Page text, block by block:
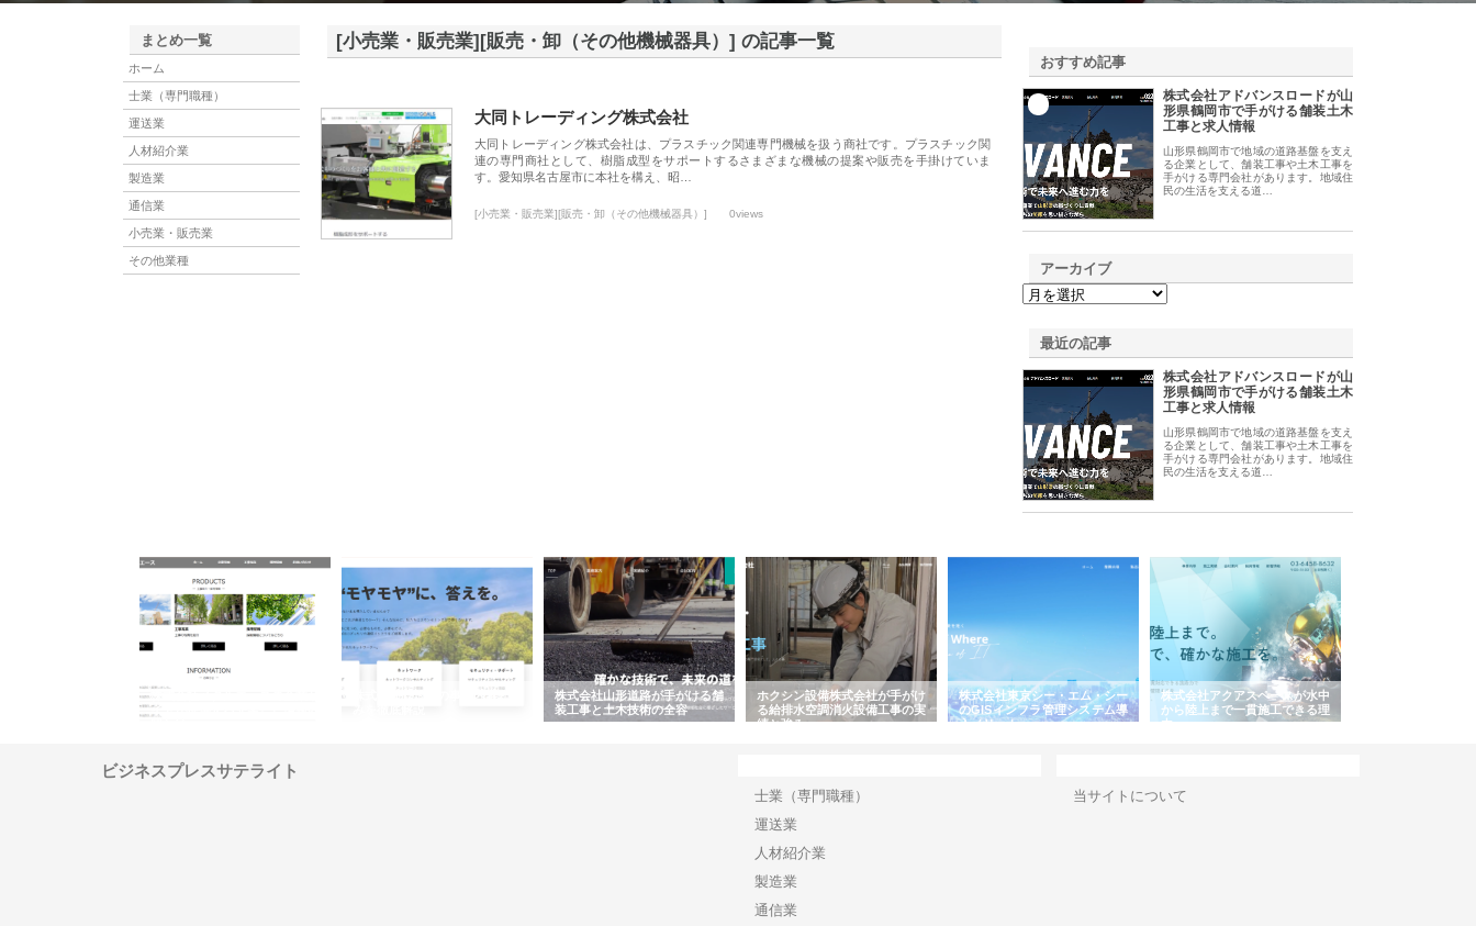
まとめ一覧
ホーム
士業（専門職種）
運送業
人材紹介業
製造業
通信業
小売業・販売業
その他業種
[小売業・販売業][販売・卸（その他機械器具）] の記事一覧
大同トレーディング株式会社
大同トレーディング株式会社は、プラスチック関連専門機械を扱う商社です。プラスチック関
連の専門商社として、樹脂成型をサポートするさまざまな機械の提案や販売を手掛けていま
す。愛知県名古屋市に本社を構え、昭…
[小売業・販売業][販売・卸（その他機械器具）] 0views
おすすめ記事
株式会社アドバンスロードが山
形県鶴岡市で手がける舗装土木
工事と求人情報
山形県鶴岡市で地域の道路基盤を支え
る企業として、舗装工事や土木工事を
手がける専門会社があります。地域住
民の生活を支える道…
アーカイブ
最近の記事
株式会社アドバンスロードが山
形県鶴岡市で手がける舗装土木
工事と求人情報
山形県鶴岡市で地域の道路基盤を支え
る企業として、舗装工事や土木工事を
手がける専門会社があります。地域住
民の生活を支える道…
イトが提供する充実した情報内
株式会社ＣＳＡの事業内容と強
株式会社山形道路が手がける舗
装工事と土木技術の全容
ホクシン設備株式会社が手がけ
る給排水空調消火設備工事の実
績と強み
株式会社東京シー・エム・シー
のGISインフラ管理システム導
入メリット
株式会社アクアスペースが水中
から陸上まで一貫施工できる理
由
ビジネスプレスサテライト
士業（専門職種）
運送業
人材紹介業
製造業
通信業
当サイトについて